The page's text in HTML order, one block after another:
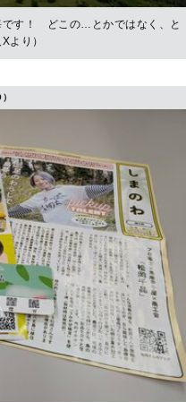
です！ どこの…とかではなく、と
より）